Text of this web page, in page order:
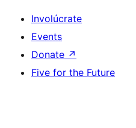
Involúcrate
Events
Donate ↗
Five for the Future